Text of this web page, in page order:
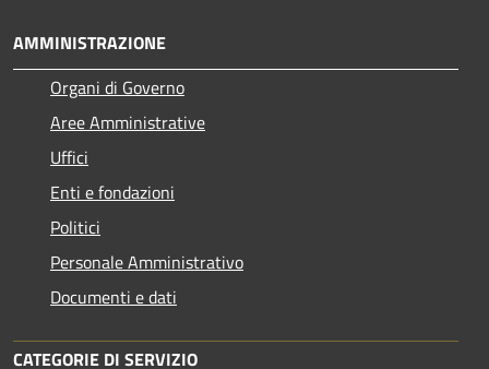
AMMINISTRAZIONE
Organi di Governo
Aree Amministrative
Uffici
Enti e fondazioni
Politici
Personale Amministrativo
Documenti e dati
CATEGORIE DI SERVIZIO